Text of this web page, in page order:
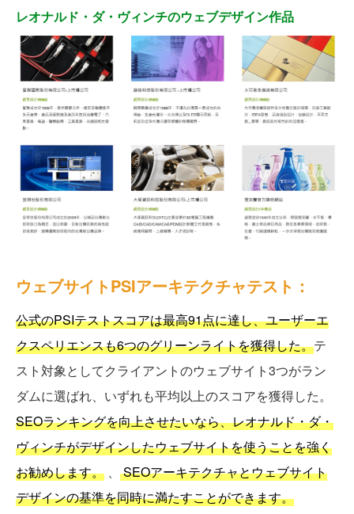
レオナルド・ダ・ヴィンチのウェブデザイン作品
ウェブサイトPSIアーキテクチャテスト：
公式のPSIテストスコアは最高91点に達し、ユーザーエ
クスペリエンスも6つのグリーンライトを獲得した。テ
スト対象としてクライアントのウェブサイト3つがラン
ダムに選ばれ、いずれも平均以上のスコアを獲得した。
SEOランキングを向上させたいなら、レオナルド・ダ・
ヴィンチがデザインしたウェブサイトを使うことを強く
お勧めします。 、 SEOアーキテクチャとウェブサイト
デザインの基準を同時に満たすことができます。